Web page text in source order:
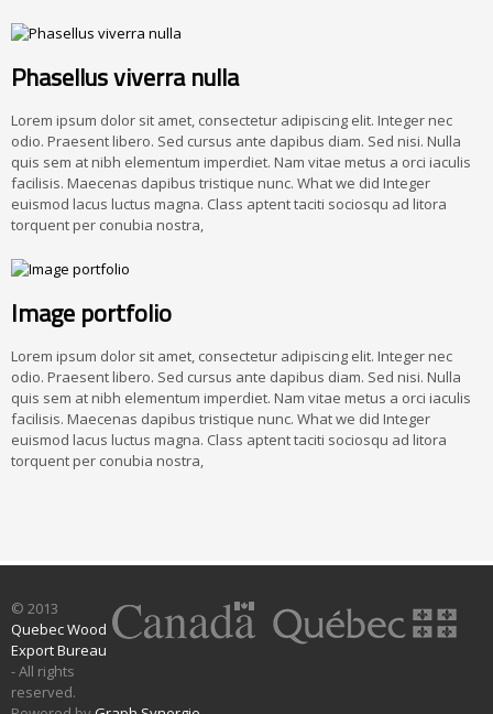
Phasellus viverra nulla
Lorem ipsum dolor sit amet, consectetur adipiscing elit. Integer nec
odio. Praesent libero. Sed cursus ante dapibus diam. Sed nisi. Nulla
quis sem at nibh elementum imperdiet. Nam vitae metus a orci iaculis
facilisis. Maecenas dapibus tristique nunc. What we did Integer
euismod lacus luctus magna. Class aptent taciti sociosqu ad litora
torquent per conubia nostra,
Image portfolio
Lorem ipsum dolor sit amet, consectetur adipiscing elit. Integer nec
odio. Praesent libero. Sed cursus ante dapibus diam. Sed nisi. Nulla
quis sem at nibh elementum imperdiet. Nam vitae metus a orci iaculis
facilisis. Maecenas dapibus tristique nunc. What we did Integer
euismod lacus luctus magna. Class aptent taciti sociosqu ad litora
torquent per conubia nostra,
© 2013
Quebec Wood
Export Bureau
- All rights
reserved.